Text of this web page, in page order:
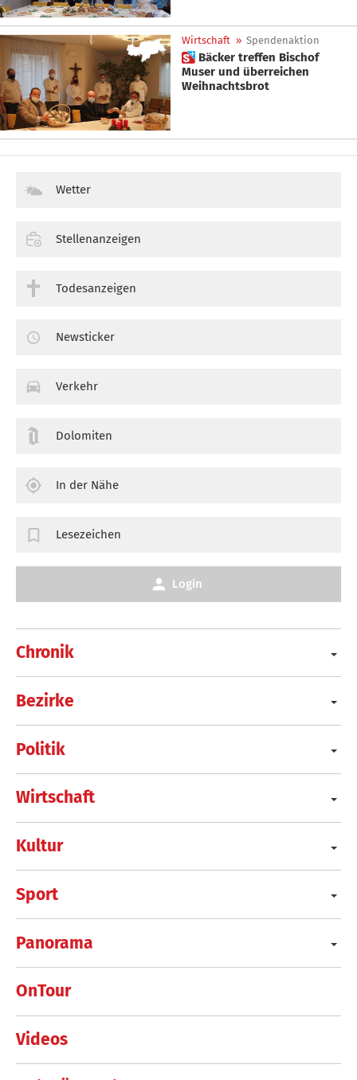
Wirtschaft » Spendenaktion
 Bäcker treffen Bischof
Muser und überreichen
Weihnachtsbrot
Chronik
Bezirke
Politik
Wirtschaft
Kultur
Sport
Panorama
OnTour
Videos
Wetter
Stellenanzeigen
Todesanzeigen
Newsticker
Verkehr
Dolomiten
In der Nähe
Lesezeichen
Login